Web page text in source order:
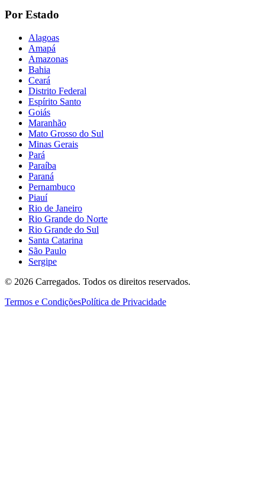
Por Estado
Alagoas
Amapá
Amazonas
Bahia
Ceará
Distrito Federal
Espírito Santo
Goiás
Maranhão
Mato Grosso do Sul
Minas Gerais
Pará
Paraíba
Paraná
Pernambuco
Piauí
Rio de Janeiro
Rio Grande do Norte
Rio Grande do Sul
Santa Catarina
São Paulo
Sergipe
© 2026 Carregados. Todos os direitos reservados.
Termos e CondiçõesPolítica de Privacidade